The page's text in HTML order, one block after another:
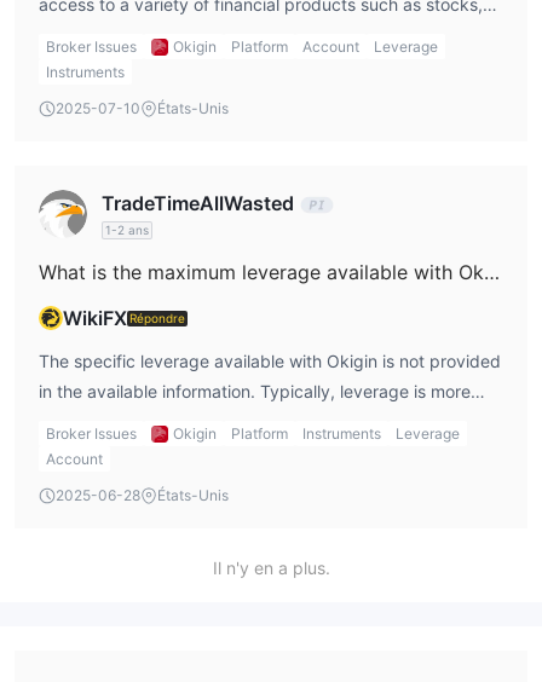
vente, seule la contrepartie d'achat doit être payée.
access to a variety of financial products such as stocks,
bonds, and investment trusts. Additionally, Okigin offers
NISA (Nippon Individual Savings Account) accounts,
which provide tax-free investment options for Japanese
savings and the growth investment framework for capital
appreciation. These account types are designed to help
both new and experienced investors achieve their
financial goals with tax advantages for long-term growth.
Broker Issues Okigin Platform Account
Leverage
Instruments
2025-07-10
États-Unis
TradeTimeAllWasted
1-2 ans
What is the maximum leverage available with Okigin?
WikiFXRépondre
The specific leverage available with Okigin is not provided
in the available information. Typically, leverage is more
commonly offered for speculative products like
derivatives or forex, but since Okigin focuses on
traditional assets like stocks, bonds, and investment
Okigin’s customer support to inquire about its availability
Broker Issues Okigin Platform Instruments
Leverage
Account
2025-06-28
États-Unis
Il n'y en a plus.